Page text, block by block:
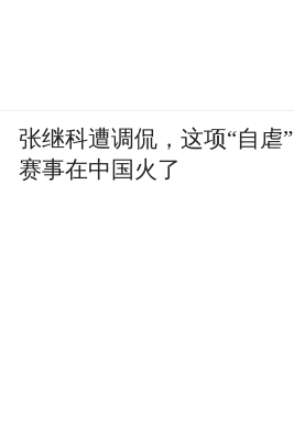
张继科遭调侃，这项“自虐”
赛事在中国火了